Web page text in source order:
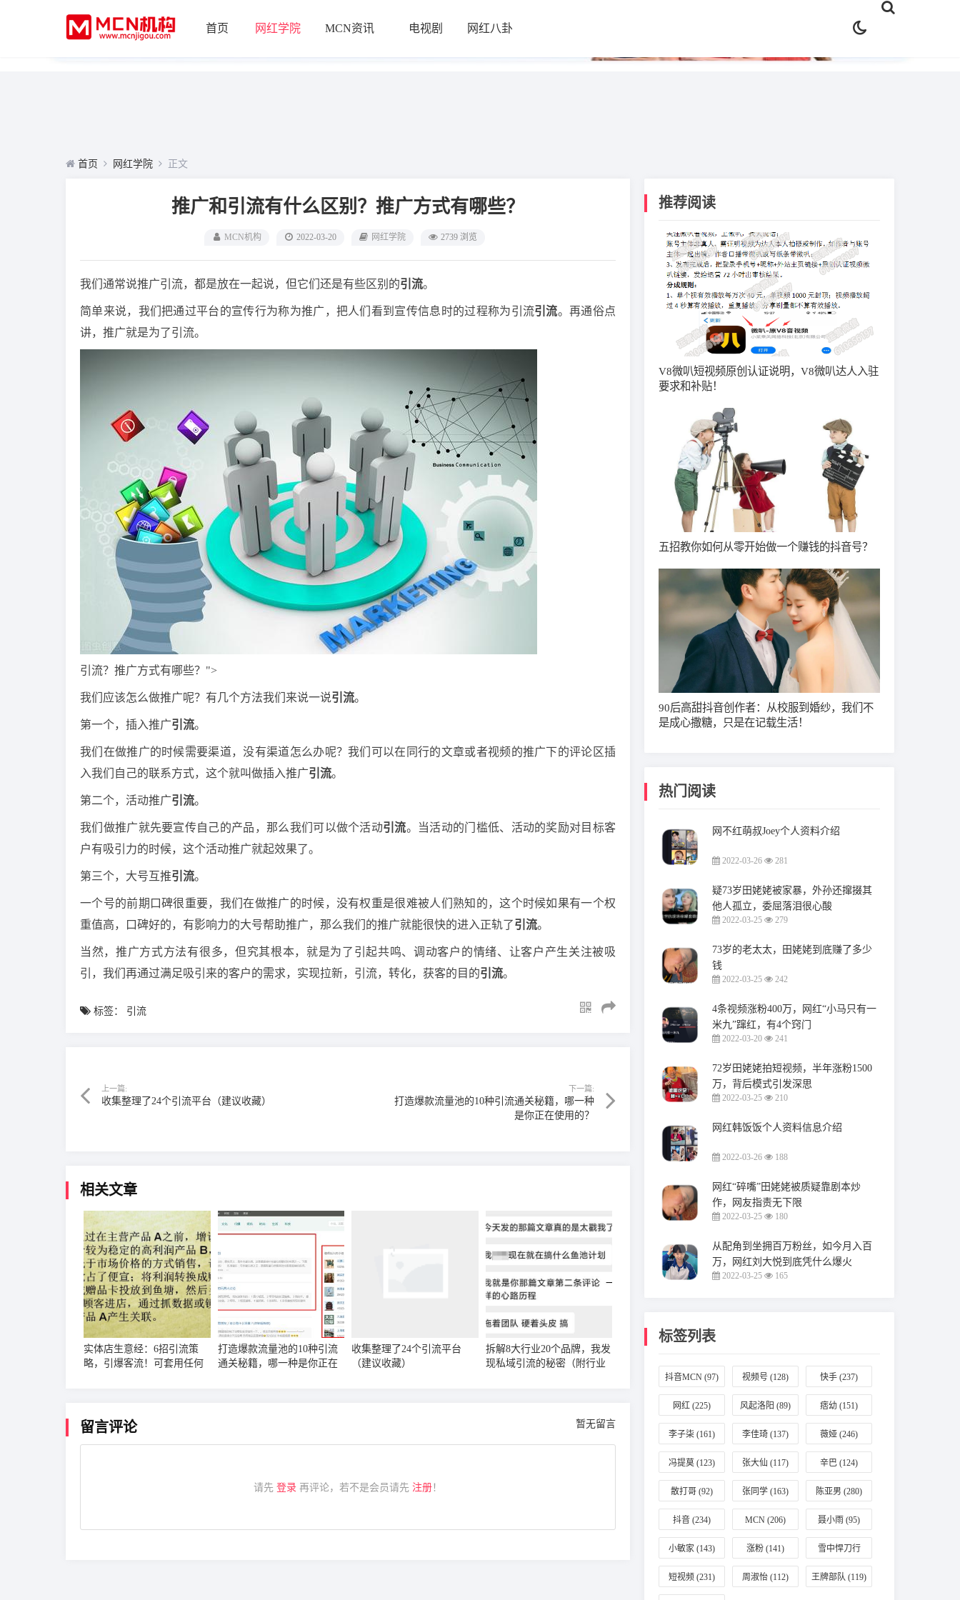
首页 网红学院 MCN资讯 电视剧 网红八卦
首页 网红学院 正文
推广和引流有什么区别？推广方式有哪些？
MCN机构 2022-03-20 网红学院 2739 浏览
我们通常说推广引流，都是放在一起说，但它们还是有些区别的引流。
简单来说，我们把通过平台的宣传行为称为推广，把人们看到宣传信息时的过程称为引流引流。再通俗点
讲，推广就是为了引流。
引流？推广方式有哪些？">
我们应该怎么做推广呢？有几个方法我们来说一说引流。
第一个，插入推广引流。
我们在做推广的时候需要渠道，没有渠道怎么办呢？我们可以在同行的文章或者视频的推广下的评论区插
入我们自己的联系方式，这个就叫做插入推广引流。
第二个，活动推广引流。
我们做推广就先要宣传自己的产品，那么我们可以做个活动引流。当活动的门槛低、活动的奖励对目标客
户有吸引力的时候，这个活动推广就起效果了。
第三个，大号互推引流。
一个号的前期口碑很重要，我们在做推广的时候，没有权重是很难被人们熟知的，这个时候如果有一个权
重值高，口碑好的，有影响力的大号帮助推广，那么我们的推广就能很快的进入正轨了引流。
当然，推广方式方法有很多，但究其根本，就是为了引起共鸣、调动客户的情绪、让客户产生关注被吸
引，我们再通过满足吸引来的客户的需求，实现拉新，引流，转化，获客的目的引流。
标签： 引流
上一篇:
收集整理了24个引流平台（建议收藏）
下一篇:
打造爆款流量池的10种引流通关秘籍，哪一种
是你正在使用的？
相关文章
实体店生意经：6招引流策
略，引爆客流！可套用任何
打造爆款流量池的10种引流
通关秘籍，哪一种是你正在
收集整理了24个引流平台
（建议收藏）
拆解8大行业20个品牌，我发
现私域引流的秘密（附行业
留言评论 暂无留言
请先 登录 再评论，若不是会员请先 注册！
推荐阅读
V8微叭短视频原创认证说明，V8微叭达人入驻
要求和补贴！
五招教你如何从零开始做一个赚钱的抖音号？
90后高甜抖音创作者：从校服到婚纱，我们不
是成心撒糖，只是在记载生活！
热门阅读
网不红萌叔Joey个人资料介绍
2022-03-26 281
疑73岁田姥姥被家暴，外孙还撺掇其
他人孤立，委屈落泪很心酸
2022-03-25 279
73岁的老太太，田姥姥到底赚了多少
钱
2022-03-25 242
4条视频涨粉400万，网红“小马只有一
米九”蹿红，有4个窍门
2022-03-20 241
72岁田姥姥拍短视频，半年涨粉1500
万，背后模式引发深思
2022-03-25 210
网红韩饭饭个人资料信息介绍
2022-03-26 188
网红“碎嘴”田姥姥被质疑靠剧本炒
作，网友指责无下限
2022-03-25 180
从配角到坐拥百万粉丝，如今月入百
万，网红刘大悦到底凭什么爆火
2022-03-25 165
标签列表
抖音MCN (97) 视频号 (128) 快手 (237)
网红 (225) 风起洛阳 (89) 痞幼 (151)
李子柒 (161) 李佳琦 (137) 薇娅 (246)
冯提莫 (123) 张大仙 (117) 辛巴 (124)
散打哥 (92) 张同学 (163) 陈亚男 (280)
抖音 (234) MCN (206) 聂小雨 (95)
小敏家 (143) 涨粉 (141) 雪中悍刀行
(196)
短视频 (231) 周淑怡 (112) 王牌部队 (119)